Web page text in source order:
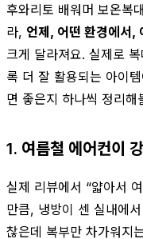
후와리토 배워머 보온복
라, 언제, 어떤 환경에서,
크게 달라져요. 실제로
록 더 잘 활용되는 아이
면 좋은지 하나씩 정리해
1. 여름철 에어컨이
실제 리뷰에서 “얇아서
만큼, 냉방이 센 실내에
찮은데 복부만 차가워지